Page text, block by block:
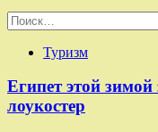
Найти:
Туризм
Египет этой
лоукостер